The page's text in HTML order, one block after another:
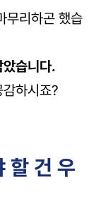
무리하곤 했습
습니다.
하시죠?
할 건 우